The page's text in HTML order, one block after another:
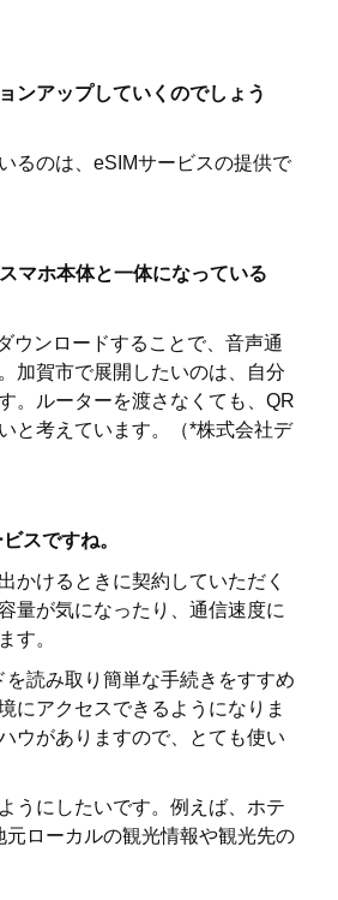
ンアップしていくのでしょう
るのは、eSIMサービスの提供で
マホ本体と一体になっている
ウンロードすることで、音声通
加賀市で展開したいのは、自分
。ルーターを渡さなくても、QR
と考えています。（*株式会社デ
スですね。
かけるときに契約していただく
量が気になったり、通信速度に
す。
読み取り簡単な手続きをすすめ
にアクセスできるようになりま
ウがありますので、とても使い
うにしたいです。例えば、ホテ
ローカルの観光情報や観光先の